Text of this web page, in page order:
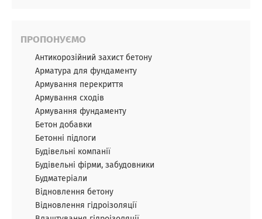
ПРОПОНУЄМО
Антикорозійний захист бетону
Арматура для фундаменту
Армування перекриття
Армування сходів
Армування фундаменту
Бетон добавки
Бетонні підлоги
Будівельні компанії
Будівельні фірми, забудовники
Будматеріали
Відновлення бетону
Відновлення гідроізоляції